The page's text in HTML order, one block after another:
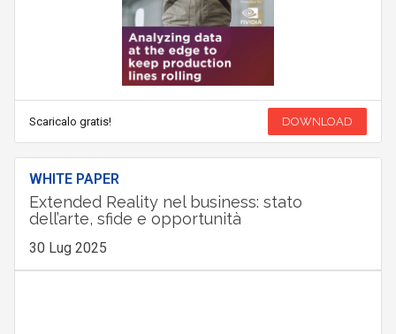
Scaricalo gratis! DOWNLOAD
WHITE PAPER
Extended Reality nel business: stato
dell’arte, sfide e opportunità
30 Lug 2025